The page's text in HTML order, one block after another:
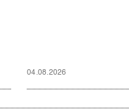
04.08.2026